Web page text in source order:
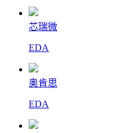
芯瑞微
EDA
奥肯思
EDA